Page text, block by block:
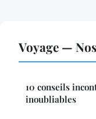
Voyage —
10 conseils
inoubliables